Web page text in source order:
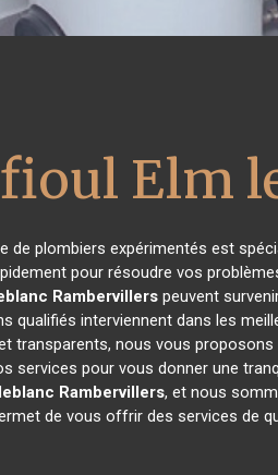
Elm
de plombiers expérimentés est
pour résoudre vos
Rambervillerspeuvent
qualifiés interviennent dans les
transparents, nous vous proposons
services pour vous donner une
Rambervillers, et nous
de vous offrir des services de